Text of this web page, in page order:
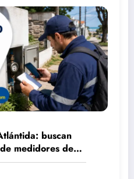
buscan
medidores de